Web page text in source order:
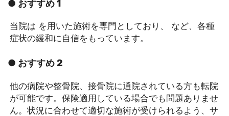
● おすすめ 1
当院は を用いた施術を専門としており、 など、各種
症状の緩和に自信をもっています。
● おすすめ 2
他の病院や整骨院、接骨院に通院されている方も転院
が可能です。保険適用している場合でも問題ありませ
ん。状況に合わせて適切な施術が受けられるよう、サ